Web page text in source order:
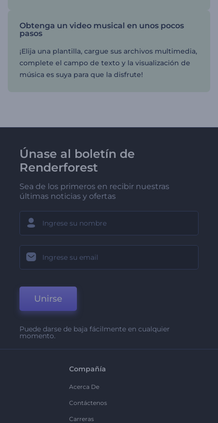
Obtenga un video musical en unos pocos
pasos
¡Elija una plantilla, cargue sus archivos multimedia,
complete el campo de texto y la visualización de
música es suya para que la disfrute!
Únase al boletín de
Renderforest
Sea de los primeros en recibir nuestras
últimas noticias y ofertas
Unirse
Puede darse de baja fácilmente en cualquier
momento.
Compañía
Acerca De
Contáctenos
Carreras